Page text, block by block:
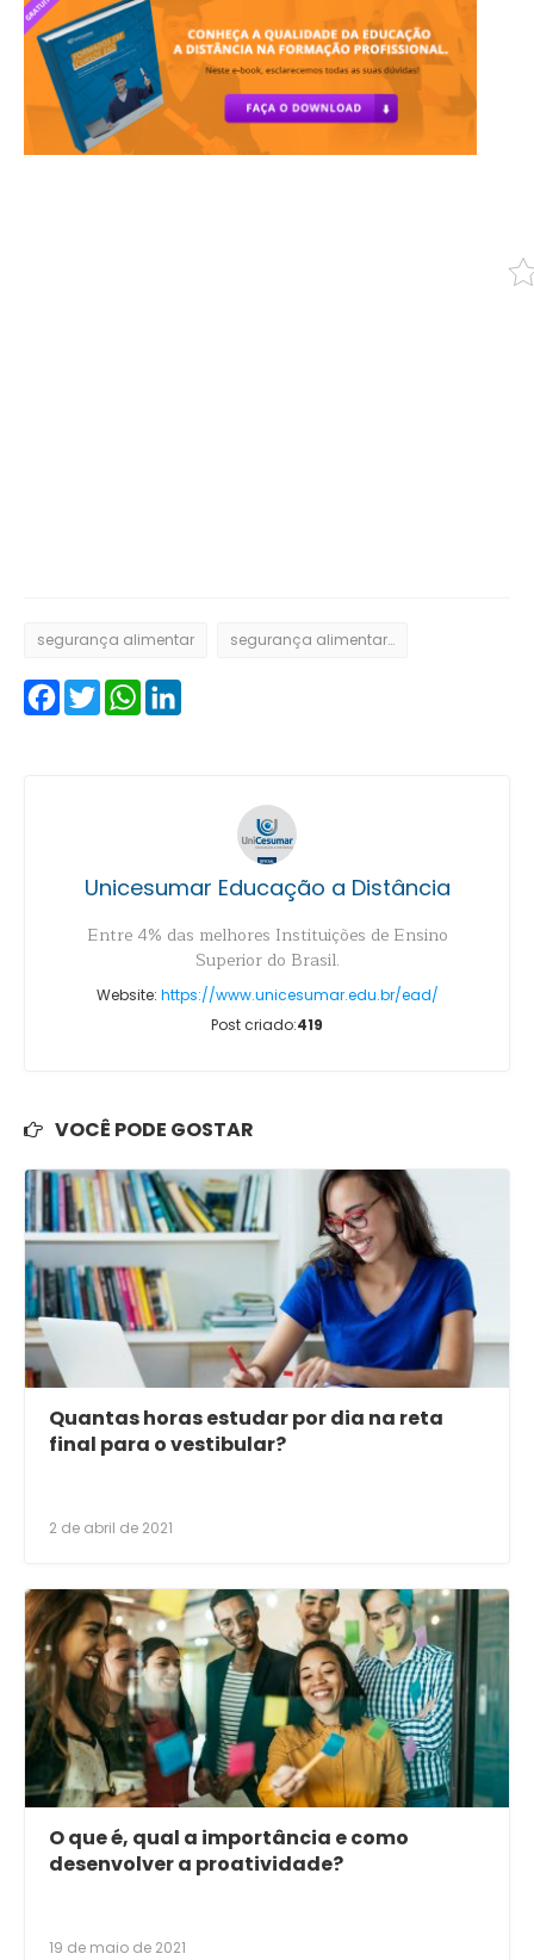
segurança alimentar segurança alimentar e nutricional
FacebookTwitterWhatsApp
Unicesumar Educação a Distância
Entre 4% das melhores Instituições de Ensino
Superior do Brasil.
Website: https://www.unicesumar.edu.br/ead/
Post criado:419
VOCÊ PODE GOSTAR
Quantas horas estudar por dia na reta
final para o vestibular?
2 de abril de 2021
O que é, qual a importância e como
desenvolver a proatividade?
19 de maio de 2021